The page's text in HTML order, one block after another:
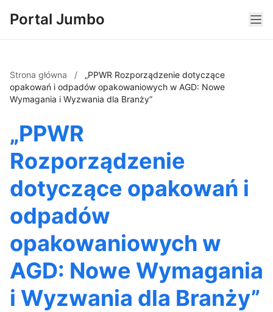
Portal Jumbo
Strona główna /
„PPWR Rozporządzenie dotyczące
opakowań i odpadów opakowaniowych w AGD: Nowe
Wymagania i Wyzwania dla Branży”
„PPWR
Rozporządzenie
dotyczące opakowań i
odpadów
opakowaniowych w
AGD: Nowe Wymagania
i Wyzwania dla Branży”